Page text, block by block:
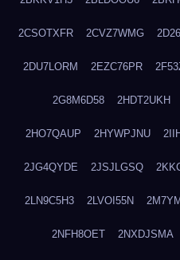
2CSOTXFR 2CVZ7WMG
2DU7LORM 2EZC76PR
2G8M6D58 2HDT2UKH
2HO7QAUP 2HYWPJNU
2JG4QYDE 2JSJLGSQ
2LN9C5H3 2LVOI55N
2NFH8OET 2NXDJSMA